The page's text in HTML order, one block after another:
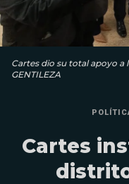
Cartes dio su total apoyo a
GENTILEZA
Cartes